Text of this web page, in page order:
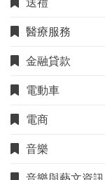
醫療服務
金融貸款
電動車
電商
音樂